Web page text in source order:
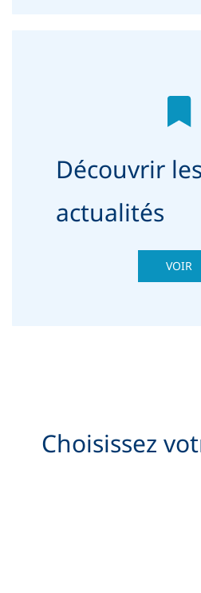
Découvrir les
actualités
VOIR
Choisissez